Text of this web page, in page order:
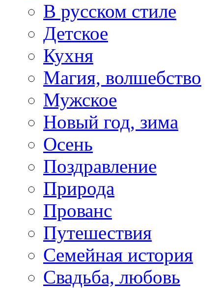
В русском стиле
Детское
Кухня
Магия, волшебство
Мужское
Новый год, зима
Осень
Поздравление
Природа
Прованс
Путешествия
Семейная история
Свадьба, любовь